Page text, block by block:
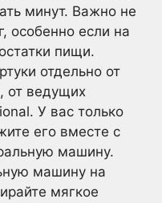
минут. Важно не
особенно если на
пищи.
отдельно от
от ведущих
У вас только
его вместе с
машину.
машину на
мягкое